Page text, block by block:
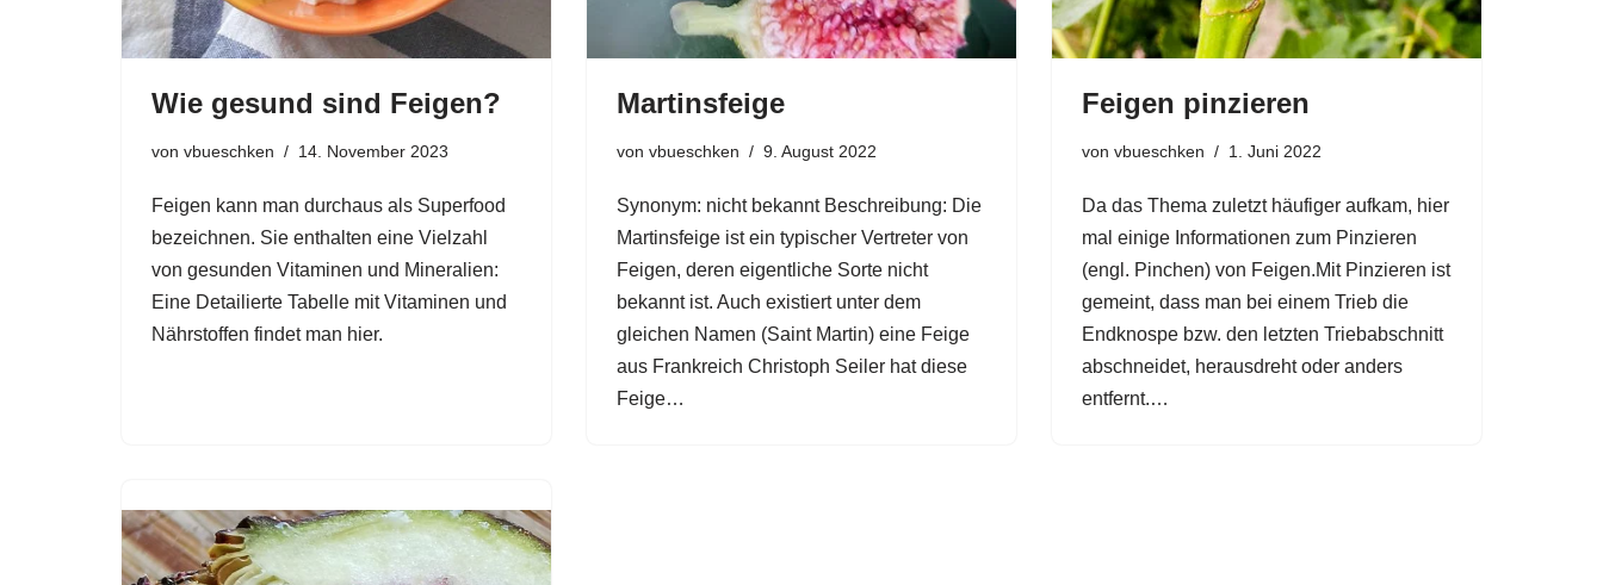
Wie gesund sind Feigen?
von vbueschken 14. November 2023
Feigen kann man durchaus als Superfood
bezeichnen. Sie enthalten eine Vielzahl
von gesunden Vitaminen und Mineralien:
Eine Detailierte Tabelle mit Vitaminen und
Nährstoffen findet man hier.
Martinsfeige
von vbueschken 9. August 2022
Synonym: nicht bekannt Beschreibung: Die
Martinsfeige ist ein typischer Vertreter von
Feigen, deren eigentliche Sorte nicht
bekannt ist. Auch existiert unter dem
gleichen Namen (Saint Martin) eine Feige
aus Frankreich Christoph Seiler hat diese
Feige…
Feigen pinzieren
von vbueschken 1. Juni 2022
Da das Thema zuletzt häufiger aufkam, hier
mal einige Informationen zum Pinzieren
(engl. Pinchen) von Feigen.Mit Pinzieren ist
gemeint, dass man bei einem Trieb die
Endknospe bzw. den letzten Triebabschnitt
abschneidet, herausdreht oder anders
entfernt.…